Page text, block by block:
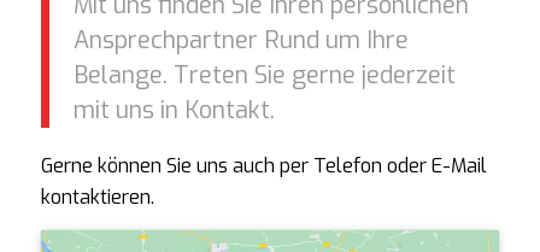
Ansprechpartner Rund um Ihre
Belange. Treten Sie gerne jederzeit
mit uns in Kontakt.
Gerne können Sie uns auch per Telefon oder E-Mail
kontaktieren.